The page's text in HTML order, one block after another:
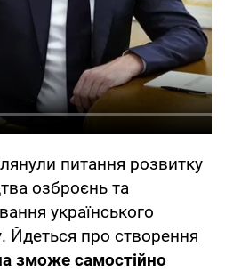
питання розвитку
озброєнь та
українського
Йдеться про створення
зможе самостійно